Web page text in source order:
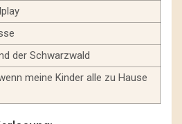
der Schwarzwald
meine Kinder alle zu Hause